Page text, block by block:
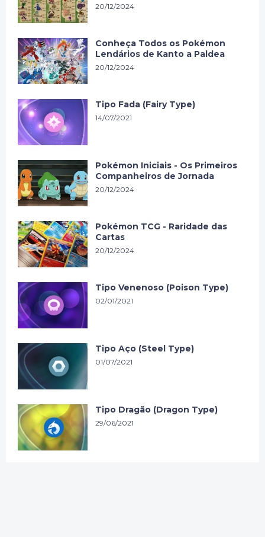
20/12/2024
Conheça Todos os Pokémon
Lendários de Kanto a Paldea
20/12/2024
Tipo Fada (Fairy Type)
14/07/2021
Pokémon Iniciais - Os Primeiros
Companheiros de Jornada
20/12/2024
Pokémon TCG - Raridade das
Cartas
20/12/2024
Tipo Venenoso (Poison Type)
02/01/2021
Tipo Aço (Steel Type)
01/07/2021
Tipo Dragão (Dragon Type)
29/06/2021